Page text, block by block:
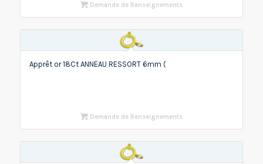
Demande de Renseignements
Apprêt or 18Ct ANNEAU RESSORT 6mm (
Demande de Renseignements